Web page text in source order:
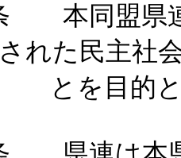
本同盟県連
れた民主社
的と